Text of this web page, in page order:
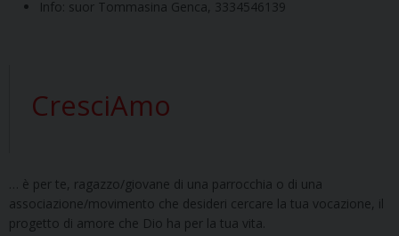
Info: suor Tommasina Genca, 3334546139
CresciAmo
… è per te, ragazzo/giovane di una parrocchia o di una
associazione/movimento che desideri cercare la tua vocazione, il
progetto di amore che Dio ha per la tua vita.